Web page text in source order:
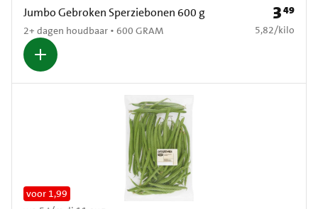
Jumbo Gebroken Sperziebonen 600 g
2+ dagen houdbaar • 600 GRAM
Prijs: €
349
€ 5,82 per kilo
5,82/kilo
voor 1,99